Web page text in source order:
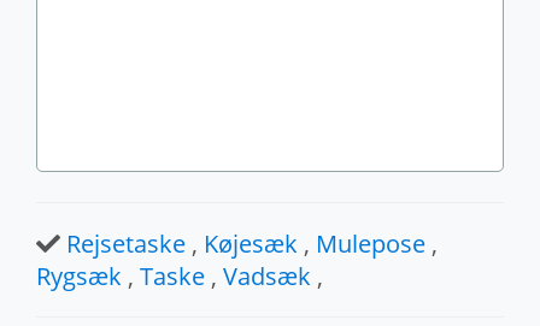
Rejsetaske , Køjesæk , Mulepose ,
Rygsæk , Taske , Vadsæk ,